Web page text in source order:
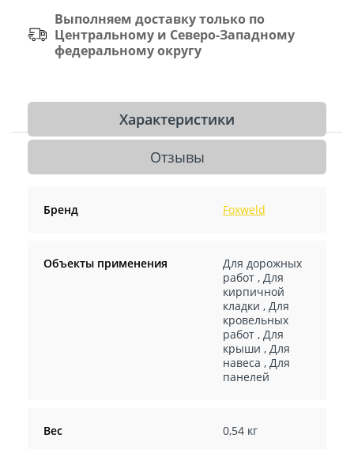
Выполняем доставку только по
Центральному и Северо-Западному
федеральному округу
Характеристики
Отзывы
Бренд Foxweld
Объекты применения
Для дорожных
работ, Для
кирпичной
кладки , Для
кровельных
работ, Для
крыши , Для
навеса , Для
панелей
Вес 0,54 кг